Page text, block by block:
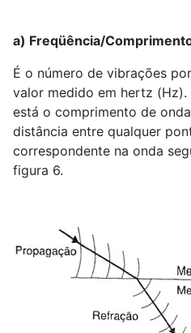
a) Freqüência/
É o número de vibrações
valor medido em hertz
está o comprimento de
distância entre qualquer
correspondente na onda
figura 6.